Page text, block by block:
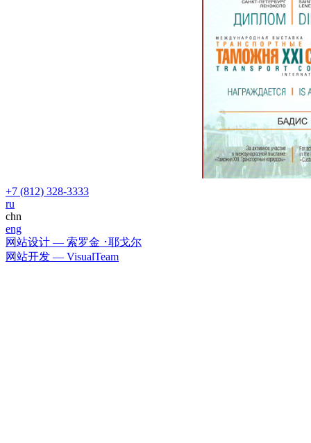
+7 (812) 328-3333
ru
chn
eng
网站设计 — 索罗金 ･耶戈尔
网站开发 — VisualTeam